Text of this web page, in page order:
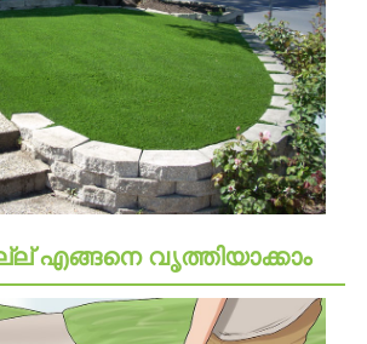
എങ്ങനെ വൃത്തിയാക്കാം